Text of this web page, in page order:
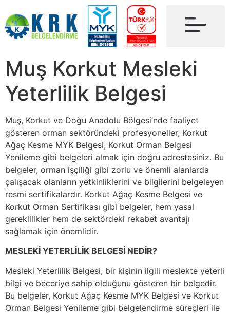
Muş Korkut Mesleki
Yeterlilik Belgesi
Muş, Korkut ve Doğu Anadolu Bölgesi’nde faaliyet
gösteren orman sektöründeki profesyoneller, Korkut
Ağaç Kesme MYK Belgesi, Korkut Orman Belgesi
Yenileme gibi belgeleri almak için doğru adrestesiniz. Bu
belgeler, orman işçiliği gibi zorlu ve önemli alanlarda
çalışacak olanların yetkinliklerini ve bilgilerini belgeleyen
resmi sertifikalardır. Korkut Ağaç Kesme Belgesi ve
Korkut Orman Sertifikası gibi belgeler, hem yasal
gereklilikler hem de sektördeki rekabet avantajı
sağlamak için önemlidir.
MESLEKİ YETERLİLİK BELGESİ NEDİR?
Mesleki Yeterlilik Belgesi, bir kişinin ilgili meslekte yeterli
bilgi ve beceriye sahip olduğunu gösteren bir belgedir.
Bu belgeler, Korkut Ağaç Kesme MYK Belgesi ve Korkut
Orman Belgesi Yenileme gibi belgelendirme süreçleri ile